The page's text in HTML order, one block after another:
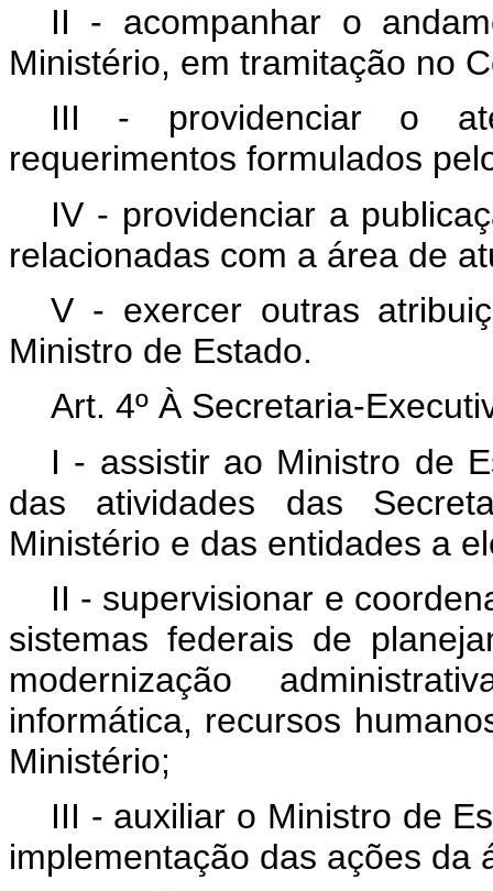
II - acompanhar o
Ministério, em tramitação no
III - providenciar o
requerimentos formulados
IV - providenciar a
relacionadas com a área de
V - exercer outras
Ministro de Estado.
Art. 4º À Secretaria-
I - assistir ao Ministro de
das atividades das
Ministério e das entidades a
II - supervisionar e
sistemas federais de
modernização
informática, recursos
Ministério;
III - auxiliar o Ministro de
implementação das ações da